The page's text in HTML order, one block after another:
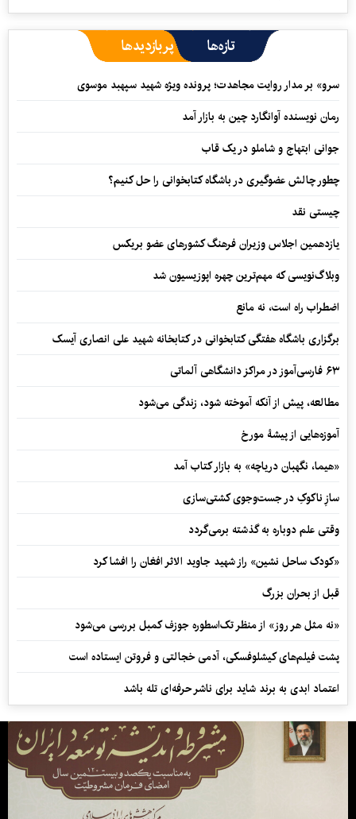
تازه‌ها پربازدیدها
سرو» بر مدار روایت مجاهدت؛ پرونده ویژه شهید سپهبد موسوی
رمان نویسنده آوانگارد چین به بازار آمد
جوانی ابتهاج و شاملو در یک قاب
چطور چالش عضوگیری در باشگاه کتابخوانی را حل کنیم؟
چیستی نقد
یازدهمین اجلاس وزیران فرهنگ کشورهای عضو بریکس
وبلاگ‌نویسی که مهم‌ترین چهره اپوزیسیون شد
اضطراب راه است، نه مانع
برگزاری باشگاه هفتگی کتابخوانی در کتابخانه شهید علی انصاری آیسک
۶۳ فارسی‌آموز در مراکز دانشگاهی آلماتی
مطالعه، پیش از آنکه آموخته شود، زندگی می‌شود
آموزه‌هایی از پیشۀ مورخ
«هیما، نگهبان دریاچه» به بازار کتاب آمد
سازِ ناکوکِ در جست‌وجوی کشتی‌سازی
وقتی علم دوباره به گذشته برمی‌گردد
«کودک ساحل نشین» راز شهید جاوید الاثر افغان را افشا کرد
قبل از بحران بزرگ
«نه مثل هر روز» از منظر تک‌اسطوره جوزف کمبل بررسی می‌شود
پشت فیلم‌های کیشلوفسکی، آدمی خجالتی و فروتن ایستاده است
اعتماد ابدی به برند شاید برای ناشر حرفه‌ای تله باشد